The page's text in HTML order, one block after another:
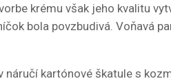
krému však jeho kvalitu
bola povzbudivá. Voňavá
kartónové škatule s